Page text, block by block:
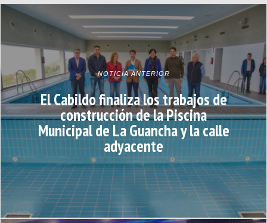
NOTICIA ANTERIOR
El Cabildo finaliza los trabajos de
construcción de la Piscina
Municipal de La Guancha y la calle
adyacente